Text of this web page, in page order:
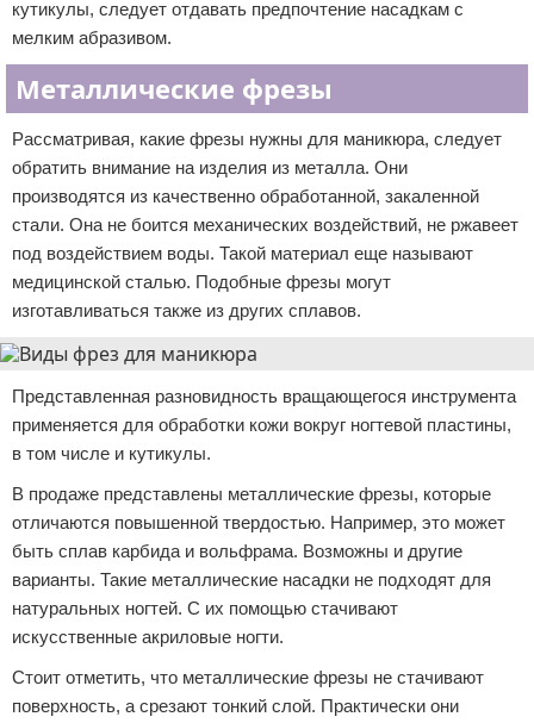
кутикулы, следует отдавать предпочтение насадкам с
мелким абразивом.
Металлические фрезы
Рассматривая, какие фрезы нужны для маникюра, следует
обратить внимание на изделия из металла. Они
производятся из качественно обработанной, закаленной
стали. Она не боится механических воздействий, не ржавеет
под воздействием воды. Такой материал еще называют
медицинской сталью. Подобные фрезы могут
изготавливаться также из других сплавов.
Представленная разновидность вращающегося инструмента
применяется для обработки кожи вокруг ногтевой пластины,
в том числе и кутикулы.
В продаже представлены металлические фрезы, которые
отличаются повышенной твердостью. Например, это может
быть сплав карбида и вольфрама. Возможны и другие
варианты. Такие металлические насадки не подходят для
натуральных ногтей. С их помощью стачивают
искусственные акриловые ногти.
Стоит отметить, что металлические фрезы не стачивают
поверхность, а срезают тонкий слой. Практически они